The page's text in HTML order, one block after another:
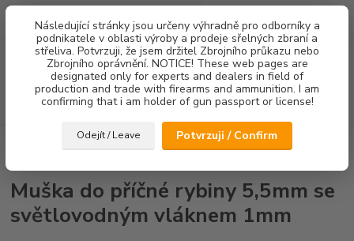
Následující stránky jsou určeny výhradně pro odborníky a
podnikatele v oblasti výroby a prodeje sřelných zbraní a
střeliva. Potvrzuji, že jsem držitel Zbrojního průkazu nebo
Zbrojního oprávnění. NOTICE! These web pages are
designated only for experts and dealers in field of
production and trade with firearms and ammunition. I am
confirming that i am holder of gun passport or license!
Odejít / Leave Potvrzuji / Confirm
Menu
Hledat
za0,00 Kč
CZ75/CZ85 Mušky
Muška do příčné rybiny 5,5mm
Muška do příčné rybiny 5,5mm se
světlovodným vláknem 1mm